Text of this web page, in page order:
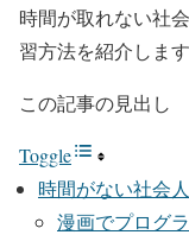
時間が取れない社
習方法を紹介します
この記事の見出し
Toggle
時間がない社会
漫画でプログ